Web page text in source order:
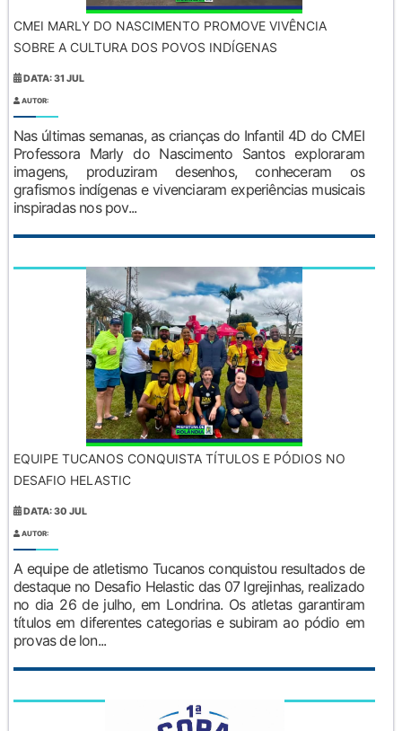
CMEI MARLY DO NASCIMENTO PROMOVE VIVÊNCIA
SOBRE A CULTURA DOS POVOS INDÍGENAS
DATA: 31 JUL
AUTOR:
Nas últimas semanas, as crianças do Infantil 4D do CMEI
Professora Marly do Nascimento Santos exploraram
imagens, produziram desenhos, conheceram os
grafismos indígenas e vivenciaram experiências musicais
inspiradas nos pov...
EQUIPE TUCANOS CONQUISTA TÍTULOS E PÓDIOS NO
DESAFIO HELASTIC
DATA: 30 JUL
AUTOR:
A equipe de atletismo Tucanos conquistou resultados de
destaque no Desafio Helastic das 07 Igrejinhas, realizado
no dia 26 de julho, em Londrina. Os atletas garantiram
títulos em diferentes categorias e subiram ao pódio em
provas de lon...